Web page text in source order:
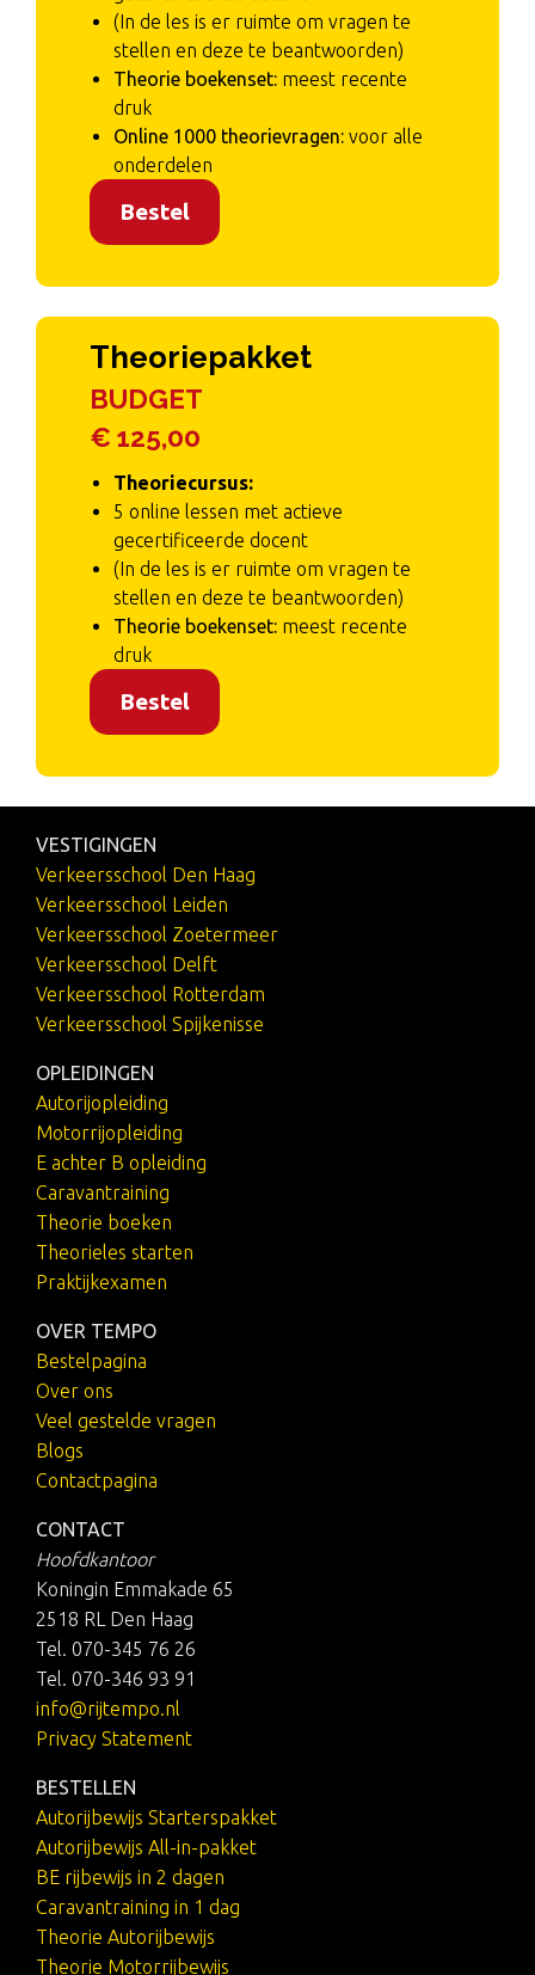
(In de les is er ruimte om vragen te
stellen en deze te beantwoorden)
Theorie boekenset: meest recente
druk
Online 1000 theorievragen: voor alle
onderdelen
Bestel
Theoriepakket
BUDGET
€ 125,00
Theoriecursus:
5 online lessen met actieve
gecertificeerde docent
(In de les is er ruimte om vragen te
stellen en deze te beantwoorden)
Theorie boekenset: meest recente
druk
Bestel
VESTIGINGEN
Verkeersschool Den Haag
Verkeersschool Leiden
Verkeersschool Zoetermeer
Verkeersschool Delft
Verkeersschool Rotterdam
Verkeersschool Spijkenisse
OPLEIDINGEN
Autorijopleiding
Motorrijopleiding
E achter B opleiding
Caravantraining
Theorie boeken
Theorieles starten
Praktijkexamen
OVER TEMPO
Bestelpagina
Over ons
Veel gestelde vragen
Blogs
Contactpagina
CONTACT
Hoofdkantoor
Koningin Emmakade 65
2518 RL Den Haag
Tel. 070-345 76 26
Tel. 070-346 93 91
info@rijtempo.nl
Privacy Statement
BESTELLEN
Autorijbewijs Starterspakket
Autorijbewijs All-in-pakket
BE rijbewijs in 2 dagen
Caravantraining in 1 dag
Theorie Autorijbewijs
Theorie Motorrijbewijs